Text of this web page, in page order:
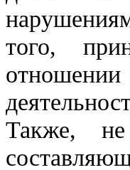
того,
отношении
Также,